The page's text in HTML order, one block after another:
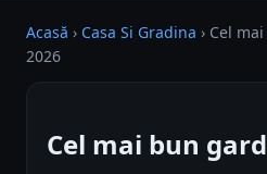
Acasă › Casa Si Gradina › Cel
2026
Cel mai bun